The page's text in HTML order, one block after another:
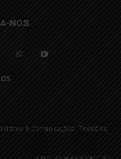
NOS
& Comunicações - Todos os